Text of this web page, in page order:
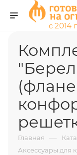
Главная —
Аксессуары для